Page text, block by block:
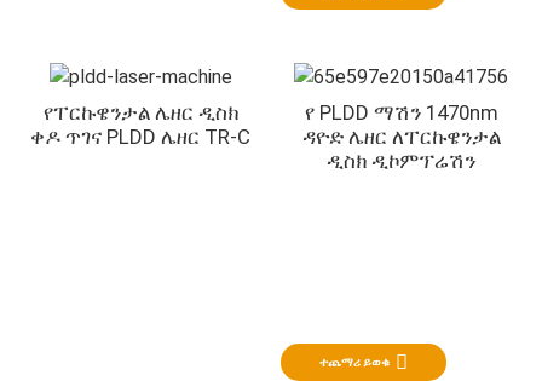
የፐርኩዌንታል ሌዘር ዲስክ
ቀዶ ጥገና PLDD ሌዘር TR-C
የ PLDD ማሽን 1470nm
ዳዮድ ሌዘር ለፐርኩዌንታል
ዲስክ ዲኮምፕሬሽን
ተጨማሪ ይወቁ